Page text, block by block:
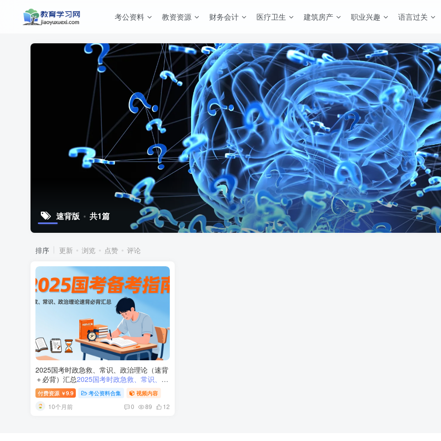
考公资料 教资资源 财务会计 医疗卫生 建筑房产 职业兴趣 语言过关
速背版 共1篇
排序 更新 浏览 点赞 评论
2025国考时政急救、常识、政治理论（速背
＋必背）汇总2025国考时政急救、常识、政
治理论（速背＋必背）汇总
付费资源 ￥9.9 考公资料合集 视频内容
10个月前 0 89 12